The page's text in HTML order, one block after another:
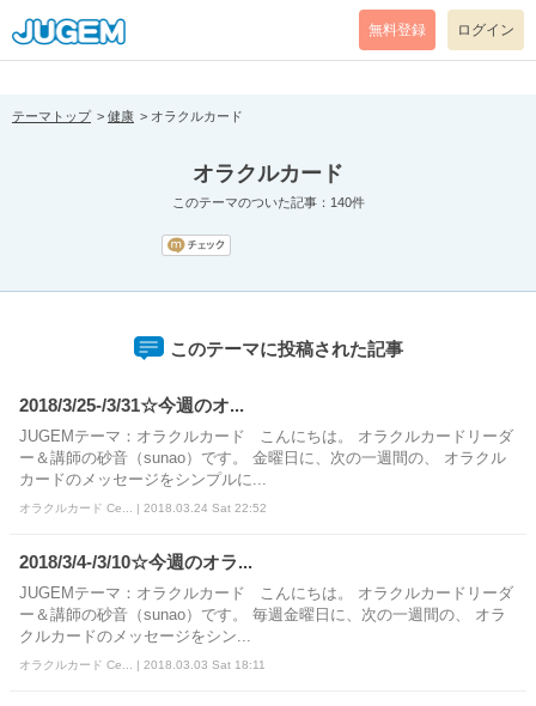
[pear_error: message="Success" code=0 mode=return level=notice
prefix="" info=""]
無料登録 ログイン
テーマトップ 健康 オラクルカード
オラクルカード
このテーマのついた記事：140件
このテーマに投稿された記事
2018/3/25-/3/31☆今週のオ...
JUGEMテーマ：オラクルカード こんにちは。 オラクルカードリーダ
ー＆講師の砂音（sunao）です。 金曜日に、次の一週間の、 オラクル
カードのメッセージをシンプルに...
オラクルカード Ce... | 2018.03.24 Sat 22:52
2018/3/4-/3/10☆今週のオラ...
JUGEMテーマ：オラクルカード こんにちは。 オラクルカードリーダ
ー＆講師の砂音（sunao）です。 毎週金曜日に、次の一週間の、 オラ
クルカードのメッセージをシン...
オラクルカード Ce... | 2018.03.03 Sat 18:11